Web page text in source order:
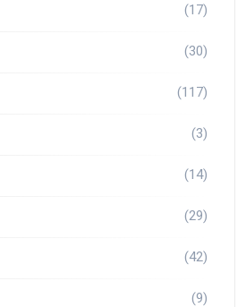
(17)
(30)
(117)
(3)
(14)
(29)
(42)
(9)